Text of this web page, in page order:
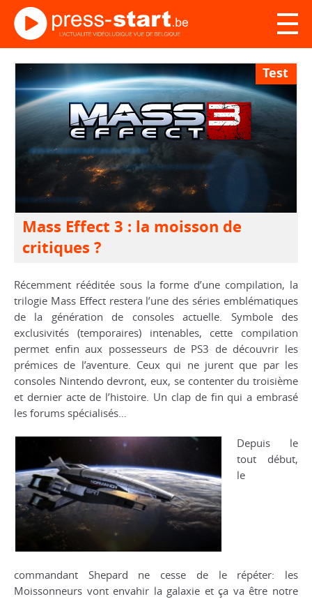
Test
Mass Effect 3 : la moisson de
critiques ?
Récemment rééditée sous la forme d’une compilation, la
trilogie Mass Effectrestera l’une des séries emblématiques
de la génération de consoles actuelle. Symbole des
exclusivités (temporaires) intenables, cette compilation
permet enfin aux possesseurs de PS3 de découvrir les
prémices de l’aventure. Ceux qui ne jurent que par les
consoles Nintendo devront, eux, se contenter du troisième
et dernier acte de l’histoire. Un clap de fin qui a embrasé
les forums spécialisés…
Depuis le
tout début,
le
commandant Shepard ne cesse de le répéter: les
Moissonneurs vont envahir la galaxie et ça va être notre